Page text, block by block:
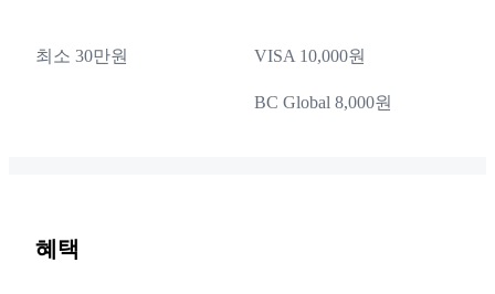
최소 30만원 VISA 10,000원
BC Global 8,000원
혜택